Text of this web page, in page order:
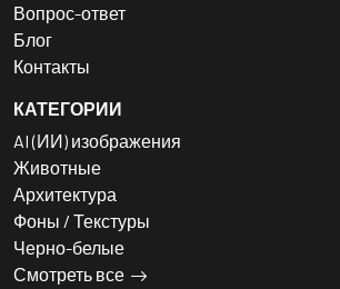
Вопрос-ответ
Блог
Контакты
КАТЕГОРИИ
AI (ИИ) изображения
Животные
Архитектура
Фоны / Текстуры
Черно-белые
Смотреть все